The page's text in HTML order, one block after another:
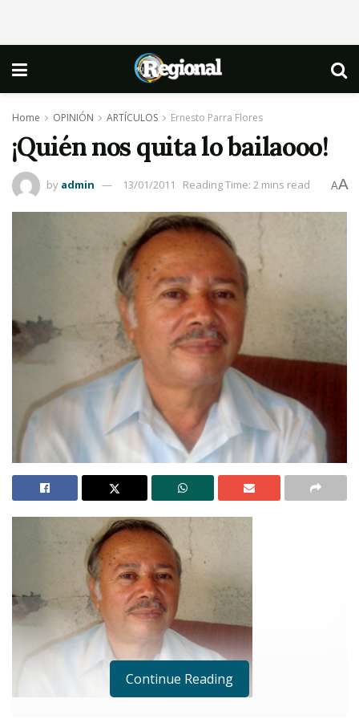
Home OPINIÓN ARTÍCULOS Ernesto Parra Flores
¡Quién nos quita lo bailaooo!
by admin 13/01/2011 Reading Time: 2 mins read AA
Continue Reading